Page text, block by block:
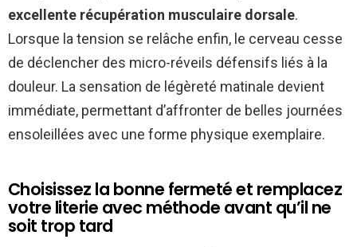
excellente récupération musculaire dorsale.
Lorsque la tension se relâche enfin, le cerveau cesse
de déclencher des micro-réveils défensifs liés à la
douleur. La sensation de légèreté matinale devient
immédiate, permettant d’affronter de belles journées
ensoleillées avec une forme physique exemplaire.
Choisissez la bonne fermeté et remplacez
votre literie avec méthode avant qu’il ne
soit trop tard